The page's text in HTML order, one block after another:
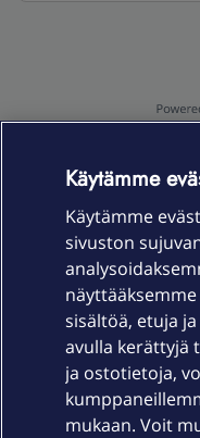
Laitteet & liittymät
Palvelut
Käytämme
Käytämme
sivuston
sisältöä, etuja
avulla kerättyjä
ja ostotietoja,
mukaan. Voit